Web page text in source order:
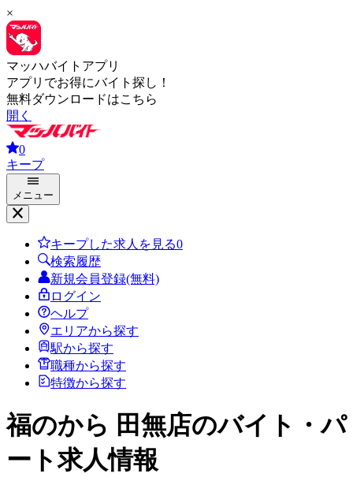
×
マッハバイトアプリ
アプリでお得にバイト探し！
無料ダウンロードはこちら
開く
0
キープ
メニュー
キープした求人を見る0
検索履歴
新規会員登録(無料)
ログイン
ヘルプ
エリアから探す
駅から探す
職種から探す
特徴から探す
福のから 田無店のバイト・パ
ート求人情報